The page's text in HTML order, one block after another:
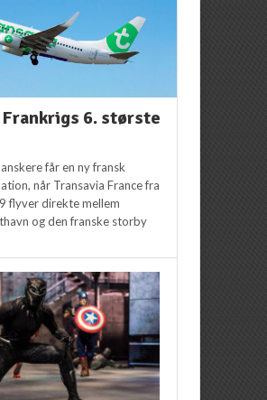
6. største
får en ny fransk
når Transavia France fra
flyver direkte mellem
og den franske storby